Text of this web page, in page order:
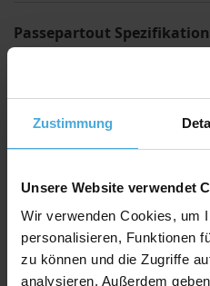
Zustimmung
Unsere Website verwendet
Wir verwenden Cookies, um
personalisieren, Funktionen
zu können und die Zugriffe
analysieren. Außerdem
Passepartout Spezifikation
Stäke: 1,4mm
Kern: weiß
Material: 100%
Rückwand Spezifikation
Stärke: 1,4mm
Farbe: weiß
Material: 100%